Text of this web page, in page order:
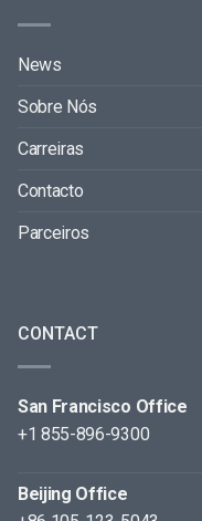
News
Sobre Nós
Carreiras
Contacto
Parceiros
CONTACT
San Francisco Office
+1 855-896-9300
Beijing Office